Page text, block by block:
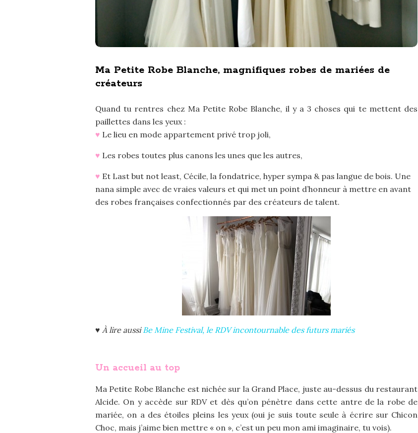
Ma Petite Robe Blanche, magnifiques robes de mariées de
créateurs
Quand tu rentres chez Ma Petite Robe Blanche, il y a 3 choses qui te mettent des
paillettes dans les yeux :
♥ Le lieu en mode appartement privé trop joli,
♥ Les robes toutes plus canons les unes que les autres,
♥ Et Last but not least, Cécile, la fondatrice, hyper sympa & pas langue de bois. Une
nana simple avec de vraies valeurs et qui met un point d’honneur à mettre en avant
des robes françaises confectionnés par des créateurs de talent.
♥ À lire aussi Be Mine Festival, le RDV incontournable des futurs mariés
Un accueil au top
Ma Petite Robe Blanche est nichée sur la Grand Place, juste au-dessus du restaurant
Alcide. On y accède sur RDV et dès qu’on pénètre dans cette antre de la robe de
mariée, on a des étoiles pleins les yeux (oui je suis toute seule à écrire sur Chicon
Choc, mais j’aime bien mettre « on », c’est un peu mon ami imaginaire, tu vois).